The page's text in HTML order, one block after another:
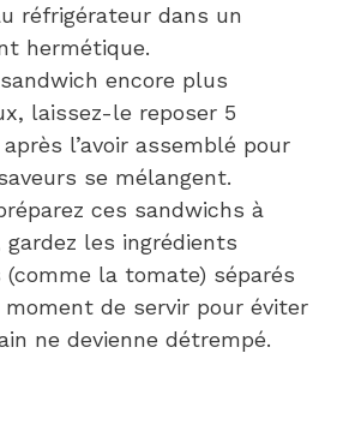
réfrigérateur dans un
hermétique.
encore plus
laissez-le reposer 5
l’avoir assemblé pour
se mélangent.
ces sandwichs à
gardez les ingrédients
(comme la tomate) séparés
moment de servir pour éviter
ne devienne détrempé.